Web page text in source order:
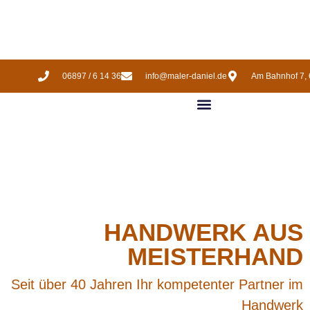
06897 / 6 14 36 info@maler-daniel.de Am Bahnhof 7,
HANDWERK AUS
MEISTERHAND
Seit über 40 Jahren Ihr kompetenter Partner im
Handwerk